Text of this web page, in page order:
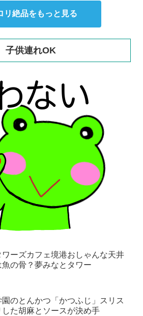
リ絶品をもっと見る
子供連れOK
ワーズカフェ境港おしゃんな天井
魚の骨？夢みなとタワー
園のとんかつ「かつふじ」スリス
した胡麻とソースが決め手